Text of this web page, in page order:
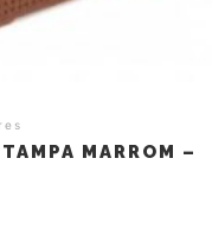
MARROM –